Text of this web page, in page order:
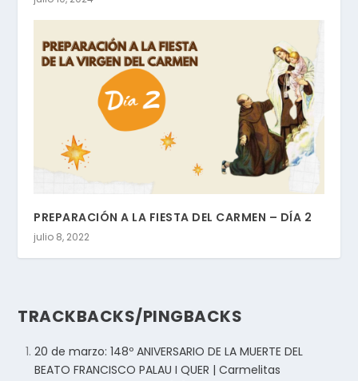
PREPARACIÓN A LA FIESTA DEL CARMEN – DÍA 2
julio 8, 2022
TRACKBACKS/PINGBACKS
20 de marzo: 148º ANIVERSARIO DE LA MUERTE DEL
BEATO FRANCISCO PALAU I QUER | Carmelitas